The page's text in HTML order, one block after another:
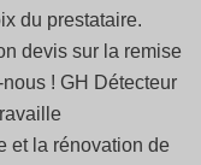
du prestataire.
devis sur la remise
! GH Détecteur
et la rénovation de